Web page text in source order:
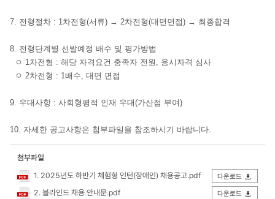
7. 전형절차 : 1차전형(서류) → 2차전형(대면면접) → 최종합격
8. 전형단계별 선발예정 배수 및 평가방법
ㅇ 1차전형 : 해당 자격요건 충족자 전원, 응시자격 심사
ㅇ 2차전형 : 1배수, 대면 면접
9. 우대사항 : 사회형평적 인재 우대(가산점 부여)
10. 자세한 공고사항은 첨부파일을 참조하시기 바랍니다.
첨부파일
1. 2025년도 하반기 체험형 인턴(장애인) 채용공고.pdf
다운로드
2. 블라인드 채용 안내문.pdf 다운로드